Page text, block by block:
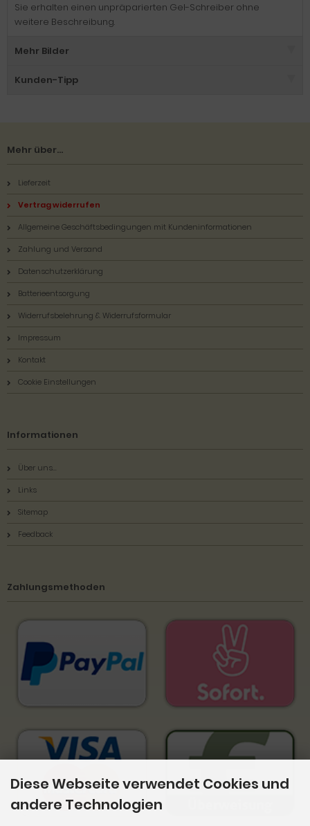
Sie erhalten einen unpräparierten Gel-Schreiber ohne
weitere Beschreibung.
Mehr Bilder
Kunden-Tipp
Mehr über...
Lieferzeit
Vertrag widerrufen
Allgemeine Geschäftsbedingungen mit Kundeninformationen
Zahlung und Versand
Datenschutzerklärung
Batterieentsorgung
Widerrufsbelehrung & Widerrufsformular
Impressum
Kontakt
Cookie Einstellungen
Informationen
Über uns...
Links
Sitemap
Feedback
Zahlungsmethoden
Diese Webseite verwendet Cookies und
andere Technologien